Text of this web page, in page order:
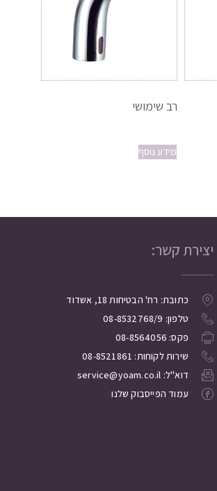
רב שימושי
מידע נוסף
יצירת קשר:
כתובת: רח' הבטיחות 18, אשדוד
טלפון: 08-8532768/9
פקס: 08-8564056
שירות לקוחות: 08-8521861
דוא"ל: service@yoam.co.il
עמוד הפייסבוק שלנו